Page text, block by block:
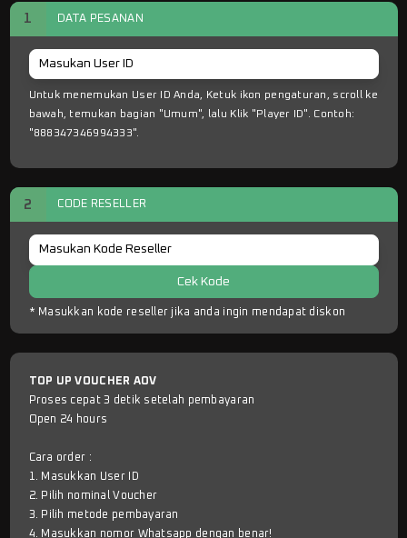
1 DATA PESANAN
Untuk menemukan User ID Anda, Ketuk ikon pengaturan, scroll ke
bawah, temukan bagian "Umum", lalu Klik "Player ID". Contoh:
"888347346994333".
2 CODE RESELLER
Cek Kode
* Masukkan kode reseller jika anda ingin mendapat diskon
TOP UP VOUCHER AOV
Proses cepat 3 detik setelah pembayaran
Open 24 hours
Cara order :
1. Masukkan User ID
2. Pilih nominal Voucher
3. Pilih metode pembayaran
4. Masukkan nomor Whatsapp dengan benar!